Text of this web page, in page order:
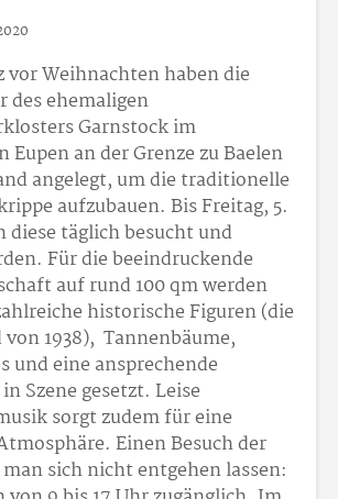
vor Weihnachten haben die
des ehemaligen
Garnstock im
Eupen an der Grenze zu Baelen
angelegt, um die traditionelle
aufzubauen. Bis Freitag, 5.
diese täglich besucht und
Für die beeindruckende
auf rund 100 qm werden
historische Figuren (die
1938), Tannenbäume,
und eine ansprechende
Szene gesetzt. Leise
sorgt zudem für eine
Einen Besuch der
sich nicht entgehen lassen: